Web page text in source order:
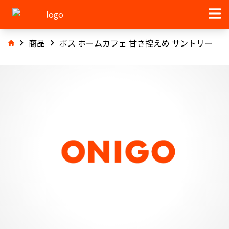
商品 ボス ホームカフェ 甘さ控えめ サントリー